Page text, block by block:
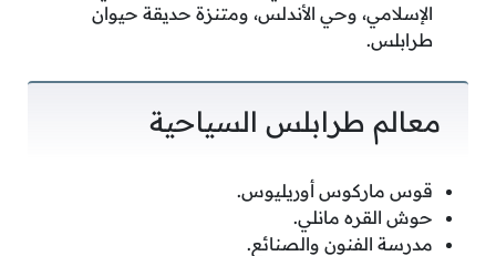
الإسلامي، وحي الأندلس، ومتنزة حديقة حيوان
طرابلس.
معالم طرابلس‌ السياحية
قوس ماركوس أوريليوس.
حوش القره مانلي.
مدرسة الفنون والصنائع.